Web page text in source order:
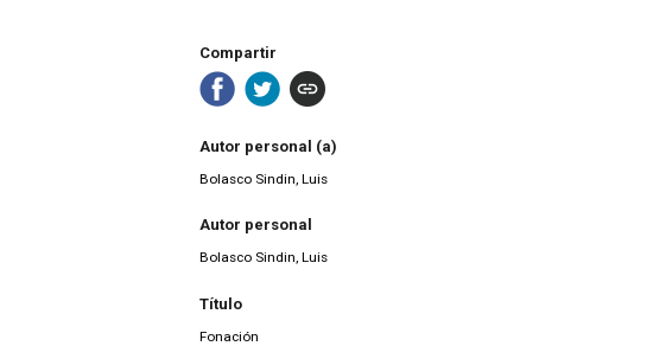
Compartir
Autor personal (a)
Bolasco Sindin, Luis
Autor personal
Bolasco Sindin, Luis
Título
Fonación